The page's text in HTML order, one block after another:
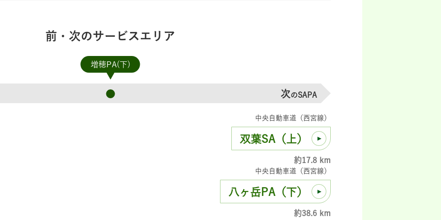
前・次のサービスエリア
増穂PA(下)
次のSAPA
中央自動車道（西宮線）
双葉SA（上）
約17.8 km
中央自動車道（西宮線）
八ヶ岳PA（下）
約38.6 km